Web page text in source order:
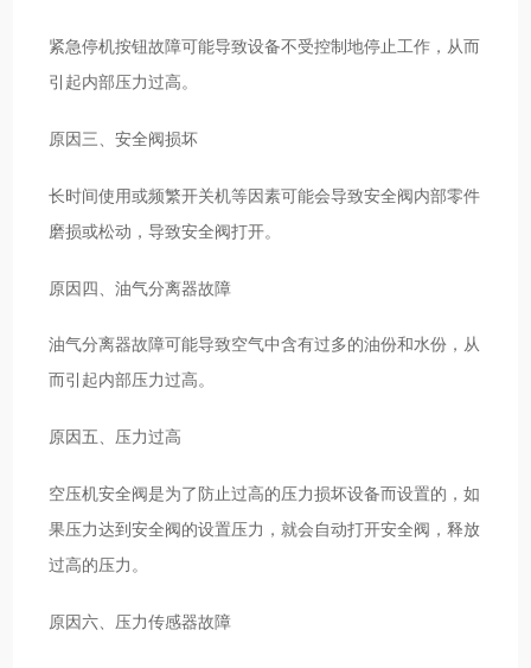
紧急停机按钮故障可能导致设备不受控制地停止工作，从而
引起内部压力过高。
原因三、安全阀损坏
长时间使用或频繁开关机等因素可能会导致安全阀内部零件
磨损或松动，导致安全阀打开。
原因四、油气分离器故障
油气分离器故障可能导致空气中含有过多的油份和水份，从
而引起内部压力过高。
原因五、压力过高
空压机安全阀是为了防止过高的压力损坏设备而设置的，如
果压力达到安全阀的设置压力，就会自动打开安全阀，释放
过高的压力。
原因六、压力传感器故障